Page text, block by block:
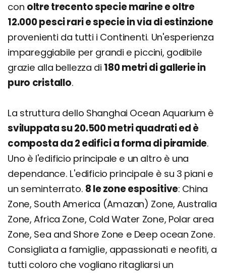
con oltre trecento specie marine e oltre
12.000 pesci rari e specie in via di estinzione
provenienti da tutti i Continenti. Un'esperienza
impareggiabile per grandi e piccini, godibile
grazie alla bellezza di 180 metri di gallerie in
puro cristallo.
La struttura dello Shanghai Ocean Aquarium è
sviluppata su 20.500 metri quadrati ed è
composta da 2 edifici a forma di piramide.
Uno è l'edificio principale e un altro è una
dependance. L'edificio principale è su 3 piani e
un seminterrato. 8 le zone espositive: China
Zone, South America (Amazan) Zone, Australia
Zone, Africa Zone, Cold Water Zone, Polar area
Zone, Sea and Shore Zone e Deep ocean Zone.
Consigliata a famiglie, appassionati e neofiti, a
tutti coloro che vogliano ritagliarsi un